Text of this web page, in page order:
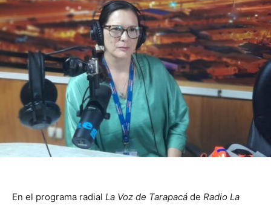
En el programa radial La Voz de Tarapacá de Radio La